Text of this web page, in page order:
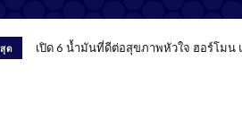
ด เปิด 6 น้ำมันที่ดีต่อสุขภาพหัวใจ ฮอร์โมน